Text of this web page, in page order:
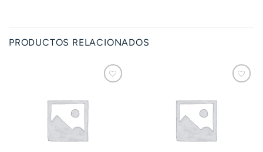
PRODUCTOS RELACIONADOS